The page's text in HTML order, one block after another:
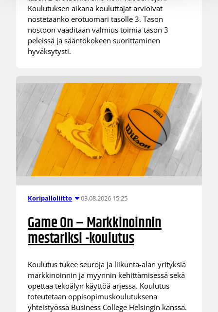
Koulutuksen aikana kouluttajat arvioivat
nostetaanko erotuomari tasolle 3. Tason
nostoon vaaditaan valmius toimia tason 3
peleissä ja sääntökokeen suorittaminen
hyväksytysti.
Koripalloliitto 03.08.2026 15:25
Game On – Markkinoinnin
mestariksi -koulutus
Koulutus tukee seuroja ja liikunta-alan yrityksiä
markkinoinnin ja myynnin kehittämisessä sekä
opettaa tekoälyn käyttöä arjessa. Koulutus
toteutetaan oppisopimuskoulutuksena
yhteistyössä Business College Helsingin kanssa.